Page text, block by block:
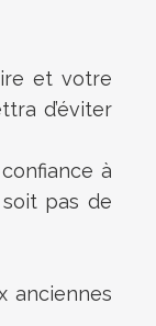
et votre
d’éviter
à
pas de
anciennes